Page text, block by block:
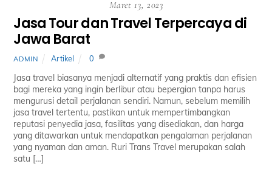
Maret 13, 2023
Jasa Tour dan Travel Terpercaya di
Jawa Barat
ADMIN Artikel 0
Jasa travel biasanya menjadi alternatif yang praktis dan efisien
bagi mereka yang ingin berlibur atau bepergian tanpa harus
mengurusi detail perjalanan sendiri. Namun, sebelum memilih
jasa travel tertentu, pastikan untuk mempertimbangkan
reputasi penyedia jasa, fasilitas yang disediakan, dan harga
yang ditawarkan untuk mendapatkan pengalaman perjalanan
yang nyaman dan aman. Ruri Trans Travel merupakan salah
satu […]